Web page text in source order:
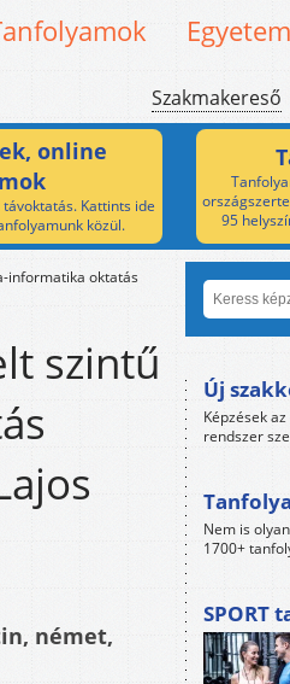
Egyetem
Szakmakereső
online
Kattints ide
közül.
95
informatika oktatás
szintű
német,
Új
Képzések
rendszer
Nem is
1700+
SPORT